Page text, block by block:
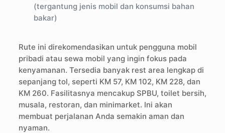
(tergantung jenis mobil dan konsumsi bahan
bakar)
Rute ini direkomendasikan untuk pengguna mobil
pribadi atau sewa mobil yang ingin fokus pada
kenyamanan. Tersedia banyak rest area lengkap di
sepanjang tol, seperti KM 57, KM 102, KM 228, dan
KM 260. Fasilitasnya mencakup SPBU, toilet bersih,
musala, restoran, dan minimarket. Ini akan
membuat perjalanan Anda semakin aman dan
nyaman.